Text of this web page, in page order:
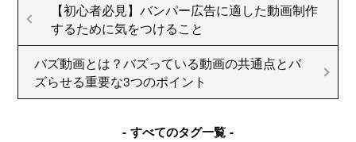
【初心者必見】バンパー広告に適した動画制作
するために気をつけること
バズ動画とは？バズっている動画の共通点とバ
ズらせる重要な3つのポイント
すべてのタグ一覧